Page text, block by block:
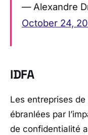
— Alexandre
October 24,
IDFA
Les entreprises
ébranlées par
de confidentialité